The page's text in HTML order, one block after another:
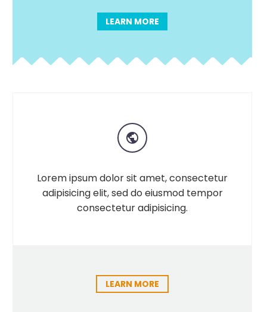
LEARN MORE


Lorem ipsum dolor sit amet, consectetur
adipisicing elit, sed do eiusmod tempor
consectetur adipisicing.
LEARN MORE